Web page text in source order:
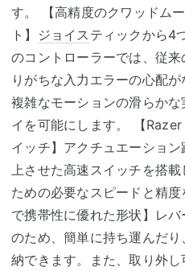
す。 【高精度のクワッドム
ト】
ジョイス ティックから4
のコントローラーでは、従
りがちな入力エラーの心配
複雑なモーションの滑らか
イを可能にします。 【
イッチ】アクチュエーショ
上させた高速スイッチを搭
ための必要なスピードと精
で携帯性に優れた形状】レ
のため、簡単に持ち運んだ
納できます。また、取り外